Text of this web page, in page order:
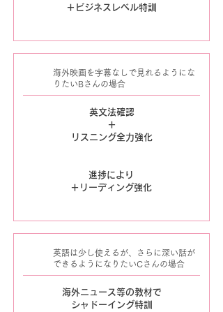
＋ビジネスレベル特訓
海外映画を字幕なしで見れるようにな
りたいBさんの場合
英文法確認
＋
リスニング全力強化
進捗により
＋リーディング強化
英語は少し使えるが、さらに深い話が
できるようになりたいCさんの場合
海外ニュース等の教材で
シャドーイング特訓